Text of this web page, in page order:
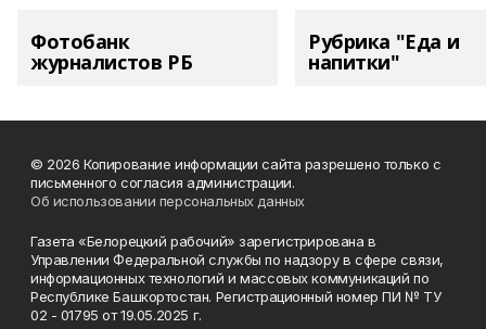
Фотобанк
журналистов РБ
Рубрика "Еда и
напитки"
© 2026 Копирование информации сайта разрешено только с
письменного согласия администрации.
Об использовании персональных данных
Газета «Белорецкий рабочий» зарегистрирована в
Управлении Федеральной службы по надзору в сфере связи,
информационных технологий и массовых коммуникаций по
Республике Башкортостан. Регистрационный номер ПИ № ТУ
02 - 01795 от 19.05.2025 г.